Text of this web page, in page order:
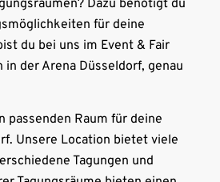
Dazu benötigt du
für deine
du bei uns im Event & Fair
in der Arena Düsseldorf, genau
passenden Raum für deine
Unsere Location bietet viele
Tagungen und